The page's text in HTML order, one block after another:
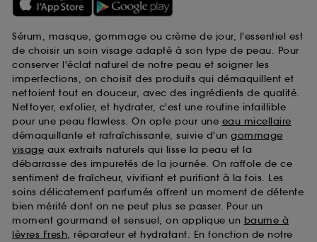
Sérum, masque, gommage ou crème de jour, l'essentiel est
de choisir un soin visage adapté à son type de peau. Pour
conserver l'éclat naturel de notre peau et soigner les
imperfections, on choisit des produits qui démaquillent et
nettoient tout en douceur, avec des ingrédients de qualité.
Nettoyer, exfolier, et hydrater, c'est une routine infaillible
pour une peau flawless. On opte pour une eau micellaire
démaquillante et rafraîchissante, suivie d'un gommage
visage aux extraits naturels qui lisse la peau et la
débarrasse des impuretés de la journée. On raffole de ce
sentiment de fraîcheur, vivifiant et purifiant à la fois. Les
soins délicatement parfumés offrent un moment de détente
bien mérité dont on ne peut plus se passer. Pour un
moment gourmand et sensuel, on applique un baume à
lèvres Fresh, réparateur et hydratant. En fonction de notre